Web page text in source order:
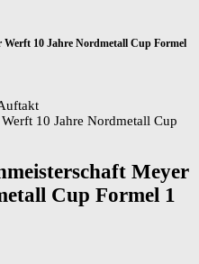
10 Jahre Nordmetall Cup Formel
10 Jahre Nordmetall Cup
Meyer
Cup Formel 1